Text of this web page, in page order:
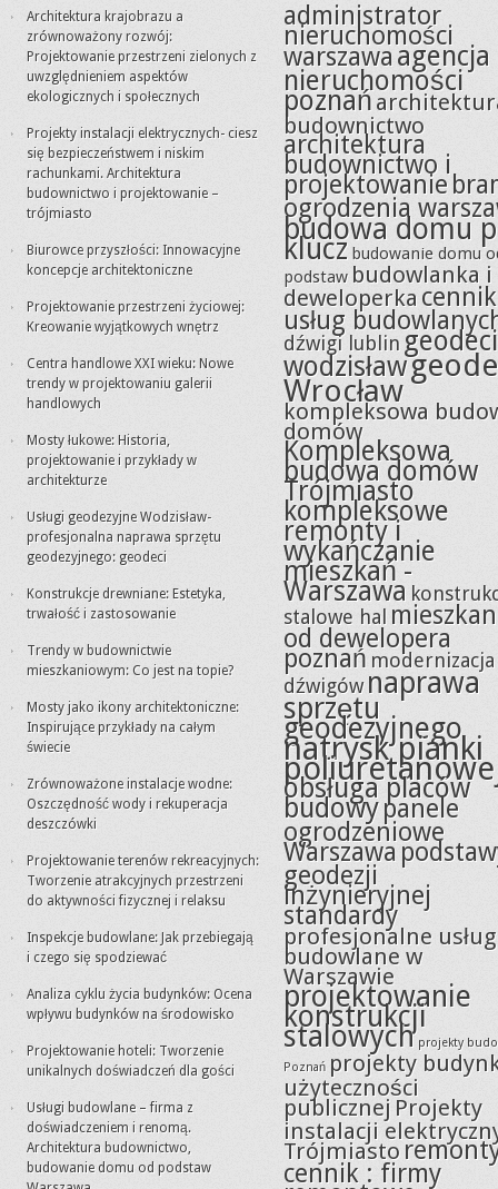
Architektura krajobrazu a
zrównoważony rozwój:
Projektowanie przestrzeni zielonych z
uwzględnieniem aspektów
ekologicznych i społecznych
Projekty instalacji elektrycznych- ciesz
się bezpieczeństwem i niskim
rachunkami. Architektura
budownictwo i projektowanie –
trójmiasto
Biurowce przyszłości: Innowacyjne
koncepcje architektoniczne
Projektowanie przestrzeni życiowej:
Kreowanie wyjątkowych wnętrz
Centra handlowe XXI wieku: Nowe
trendy w projektowaniu galerii
handlowych
Mosty łukowe: Historia,
projektowanie i przykłady w
architekturze
Usługi geodezyjne Wodzisław-
profesjonalna naprawa sprzętu
geodezyjnego: geodeci
Konstrukcje drewniane: Estetyka,
trwałość i zastosowanie
Trendy w budownictwie
mieszkaniowym: Co jest na topie?
Mosty jako ikony architektoniczne:
Inspirujące przykłady na całym
świecie
Zrównoważone instalacje wodne:
Oszczędność wody i rekuperacja
deszczówki
Projektowanie terenów rekreacyjnych:
Tworzenie atrakcyjnych przestrzeni
do aktywności fizycznej i relaksu
Inspekcje budowlane: Jak przebiegają
i czego się spodziewać
Analiza cyklu życia budynków: Ocena
wpływu budynków na środowisko
Projektowanie hoteli: Tworzenie
unikalnych doświadczeń dla gości
Usługi budowlane – firma z
doświadczeniem i renomą.
Architektura budownictwo,
budowanie domu od podstaw
administrator
nieruchomości
warszawaagencja
nieruchomości
poznań
budownictwo
architektura
budownictwo i
projektowanie
ogrodzenia
budowa domu
klucz budowanie domu
podstaw budowlanka i
deweloperka cennik
usług
dźwigi lublingeodeci
wodzisław
Wrocław
kompleksowa
domów
Kompleksowa
budowa domów
Trójmiasto
kompleksowe
remonty i
wykańczanie
mieszkań -
Warszawa
stalowe hal
od dewelopera
poznań modernizacja
dźwigów naprawa
sprzętu
geodezyjnego
natrysk pianki
obsługa placów
budowypanele
ogrodzeniowe
Warszawa
geodezji
inżynieryjnej
standardy
profesjonalne
budowlane w
Warszawie
projektowanie
konstrukcji
stalowych projekty
Poznań projekty
użyteczności
publicznej Projekty
instalacji
Trójmiasto
cennik : firmy